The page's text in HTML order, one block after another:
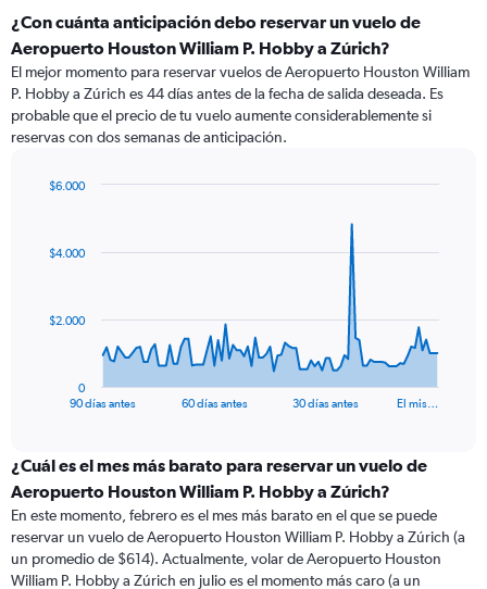
¿Con cuánta anticipación debo reservar un vuelo de
Aeropuerto Houston William P. Hobby a Zúrich?
El mejor momento para reservar vuelos de Aeropuerto Houston William
P. Hobby a Zúrich es 44 días antes de la fecha de salida deseada. Es
probable que el precio de tu vuelo aumente considerablemente si
reservas con dos semanas de anticipación.
data
The
categories.
Range:
91
categories.
The
chart
90 días antes 60 días antes 30 días antes El mis…
0
$2.000
$4.000
$6.000
¿Cuál es el mes más barato para reservar un vuelo de
Aeropuerto Houston William P. Hobby a Zúrich?
En este momento, febrero es el mes más barato en el que se puede
reservar un vuelo de Aeropuerto Houston William P. Hobby a Zúrich (a
un promedio de $614). Actualmente, volar de Aeropuerto Houston
William P. Hobby a Zúrich en julio es el momento más caro (a un